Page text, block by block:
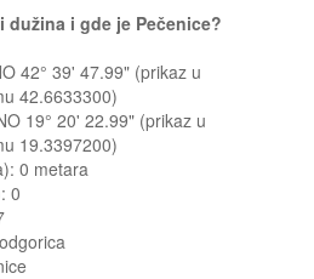
i gde je Pečenice?
42° 39' 47.99" (prikaz u
42.6633300)
19° 20' 22.99" (prikaz u
19.3397200)
0 metara
0